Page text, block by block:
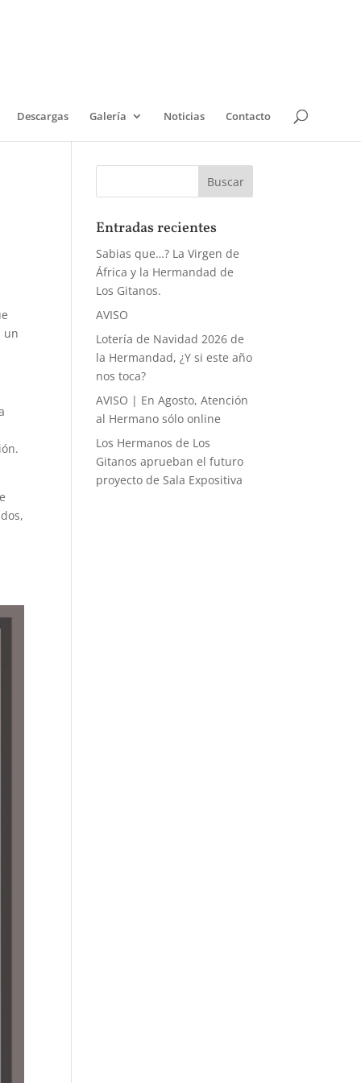
Descargas Galería Noticias Contacto
un
Entradas recientes
Sabias que…? La Virgen de
África y la Hermandad de
Los Gitanos.
AVISO
Lotería de Navidad 2026 de
la Hermandad, ¿Y si este año
nos toca?
AVISO | En Agosto, Atención
al Hermano sólo online
Los Hermanos de Los
Gitanos aprueban el futuro
proyecto de Sala Expositiva